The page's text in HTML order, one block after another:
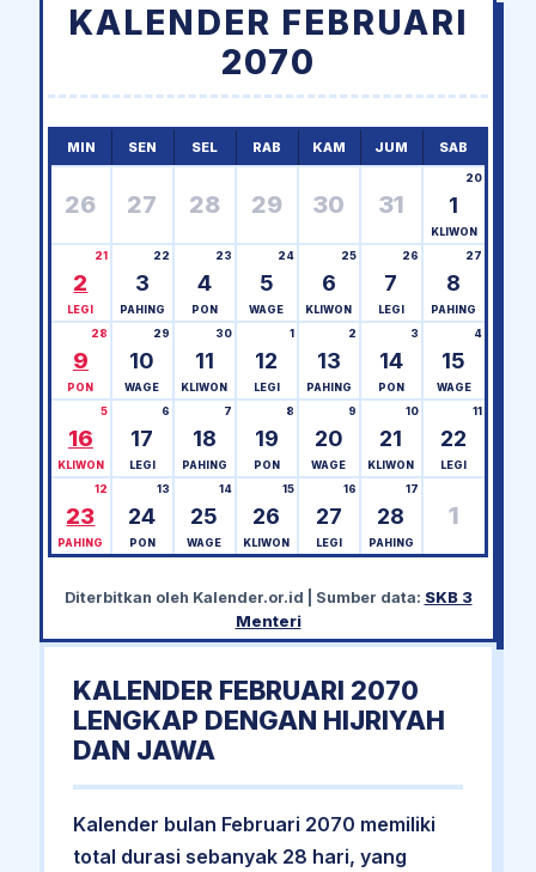
KALENDER FEBRUARI
2070
MIN SEN SEL RAB KAM JUM SAB
26 27 28 29 30 31 1
20
KLIWON
2
21
LEGI
3
22
PAHING
4
23
PON
5
24
WAGE
6
25
KLIWON
7
26
LEGI
8
27
PAHING
9
28
PON
10
29
WAGE
11
30
KLIWON
12
1
LEGI
13
2
PAHING
14
3
PON
15
4
WAGE
16
5
KLIWON
17
6
LEGI
18
7
PAHING
19
8
PON
20
9
WAGE
21
10
KLIWON
22
11
LEGI
23
12
PAHING
24
13
PON
25
14
WAGE
26
15
KLIWON
27
16
LEGI
28
17
PAHING
1
Diterbitkan oleh Kalender.or.id | Sumber data: SKB 3
Menteri
KALENDER FEBRUARI 2070
LENGKAP DENGAN HIJRIYAH
DAN JAWA
Kalender bulan Februari 2070 memiliki
total durasi sebanyak 28 hari, yang